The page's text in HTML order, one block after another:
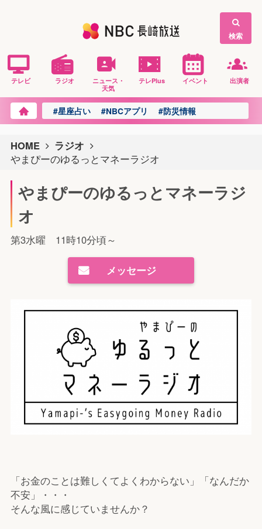
検索
テレビ ラジオ
ニュース・
天気
テレPlus イベント 出演者
#星座占い #NBCアプリ #防災情報
HOME
ラジオ
やまぴーのゆるっとマネーラジオ
やまぴーのゆるっとマネーラジ
オ
第3水曜 11時10分頃～
メッセージ
「お金のことは難しくてよくわからない」「なんだか
不安」・・・
そんな風に感じていませんか？